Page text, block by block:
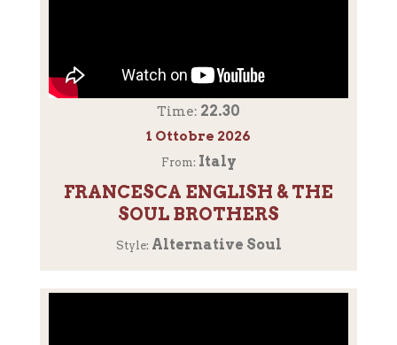
Time: 22.30
1 Ottobre 2026
From: Italy
FRANCESCA ENGLISH & THE
SOUL BROTHERS
Style: Alternative Soul